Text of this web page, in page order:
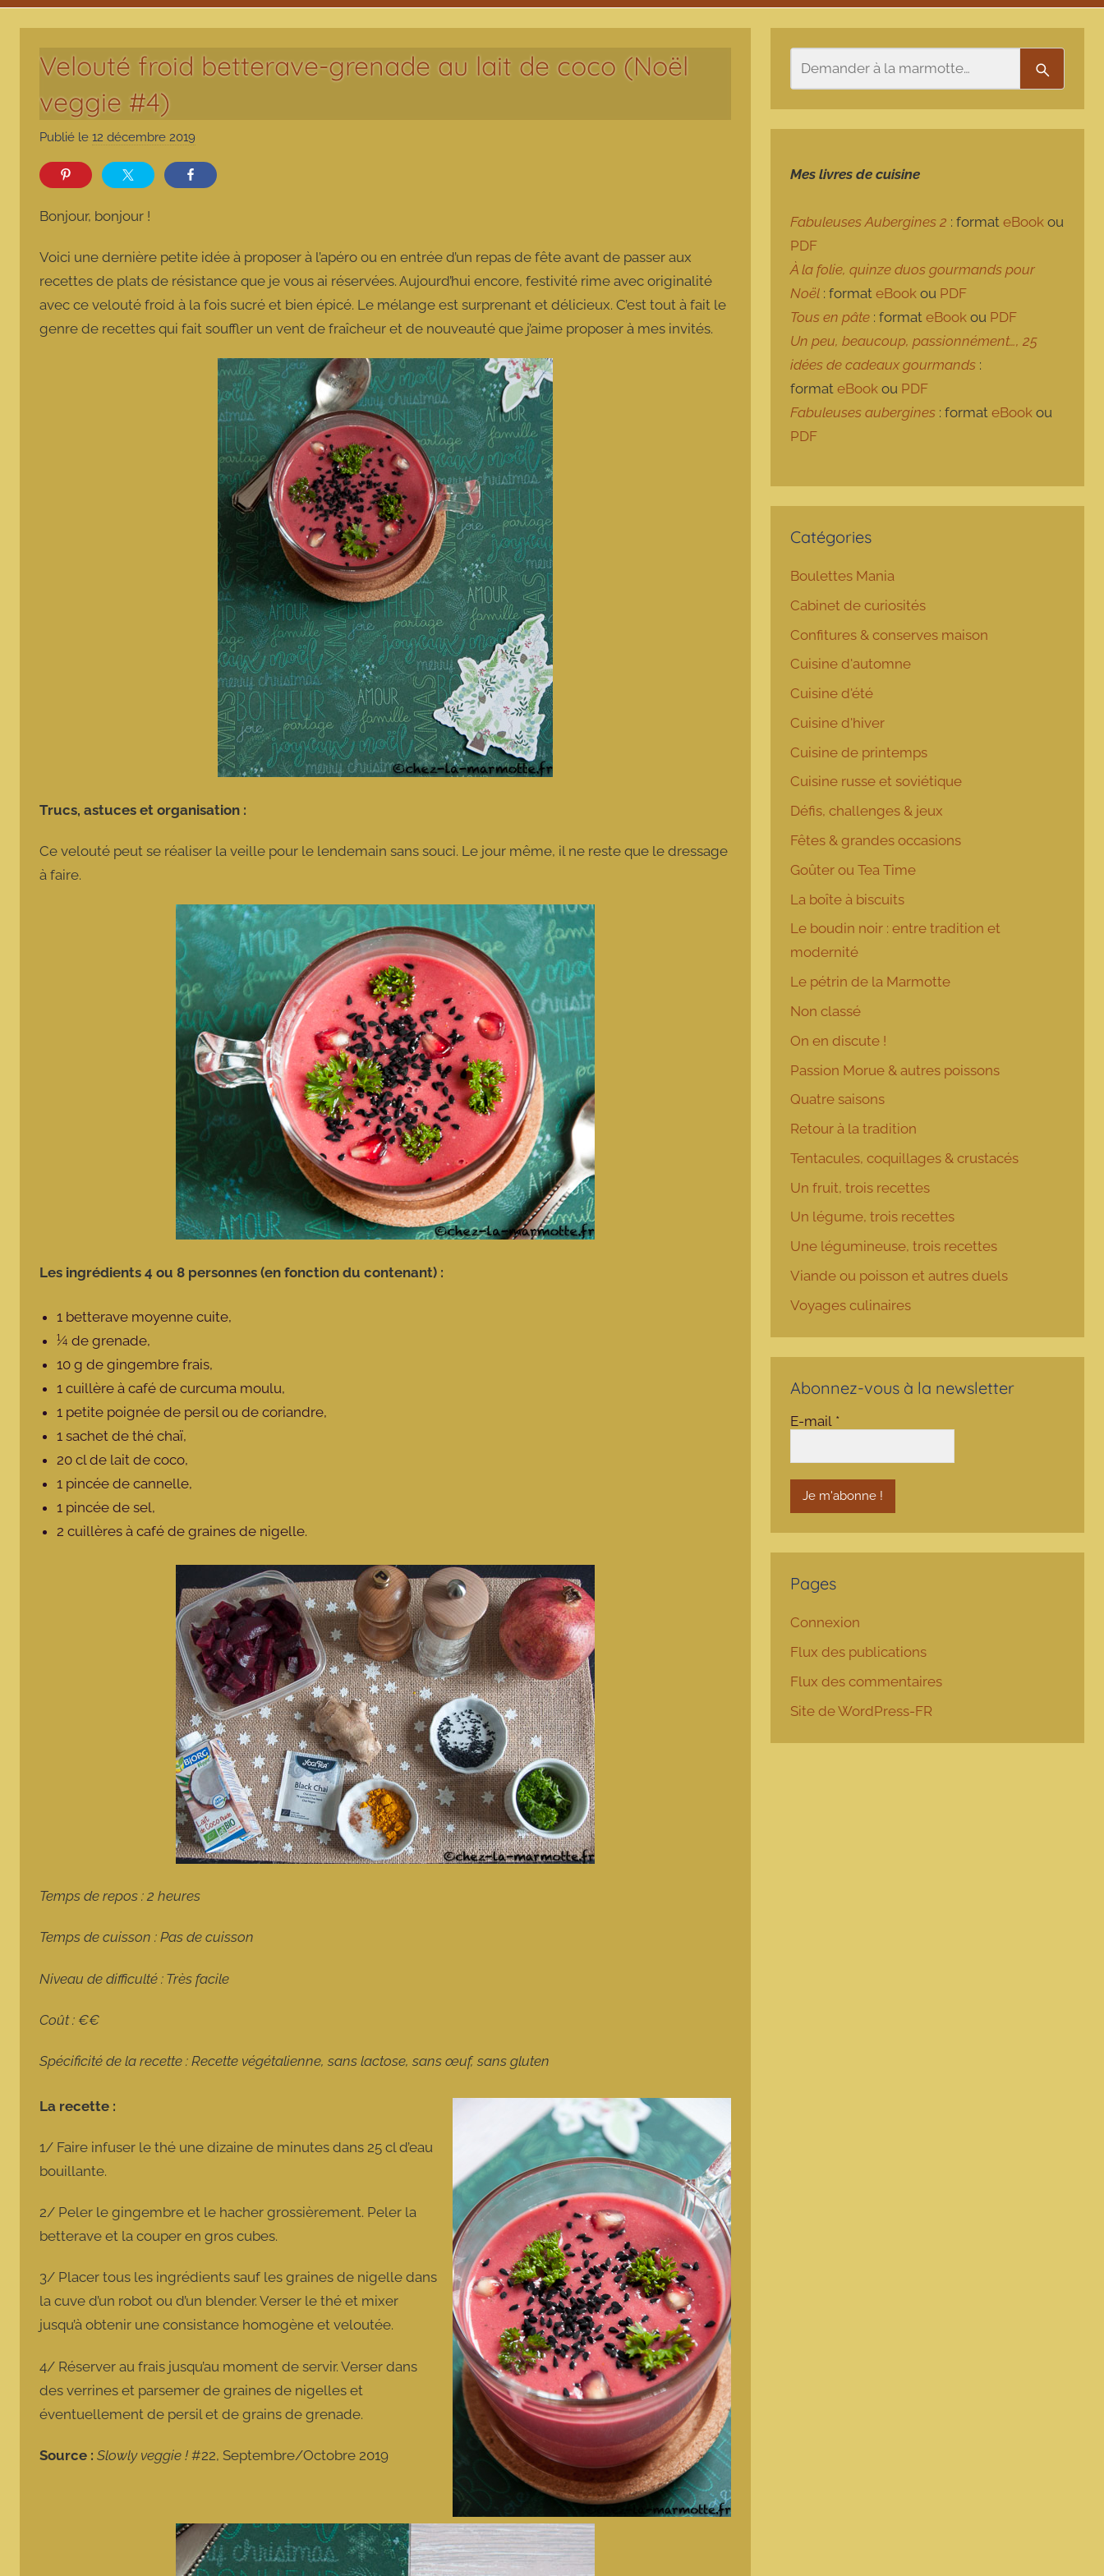
Velouté froid betterave-grenade au lait de coco (Noël
veggie #4)
Publié le 12 décembre 2019
m
o
t
t
Bonjour, bonjour !
Voici une dernière petite idée à proposer à l’apéro ou en entrée d’un repas de fête avant de passer aux
recettes de plats de résistance que je vous ai réservées. Aujourd’hui encore, festivité rime avec originalité
avec ce velouté froid à la fois sucré et bien épicé. Le mélange est surprenant et délicieux. C’est tout à fait le
genre de recettes qui fait souffler un vent de fraîcheur et de nouveauté que j’aime proposer à mes invités.
Trucs, astuces et organisation :
Ce velouté peut se réaliser la veille pour le lendemain sans souci. Le jour même, il ne reste que le dressage
à faire.
Les ingrédients 4 ou 8 personnes (en fonction du contenant) :
1 betterave moyenne cuite,
¼ de grenade,
10 g de gingembre frais,
1 cuillère à café de curcuma moulu,
1 petite poignée de persil ou de coriandre,
1 sachet de thé chaï,
20 cl de lait de coco,
1 pincée de cannelle,
1 pincée de sel,
2 cuillères à café de graines de nigelle.
Temps de repos : 2 heures
Temps de cuisson : Pas de cuisson
Niveau de difficulté : Très facile
Coût : €€
Spécificité de la recette : Recette végétalienne, sans lactose, sans œuf, sans gluten
La recette :
1/ Faire infuser le thé une dizaine de minutes dans 25 cl d’eau
bouillante.
2/ Peler le gingembre et le hacher grossièrement. Peler la
betterave et la couper en gros cubes.
3/ Placer tous les ingrédients sauf les graines de nigelle dans
la cuve d’un robot ou d’un blender. Verser le thé et mixer
jusqu’à obtenir une consistance homogène et veloutée.
4/ Réserver au frais jusqu’au moment de servir. Verser dans
des verrines et parsemer de graines de nigelles et
éventuellement de persil et de grains de grenade.
Source : Slowly veggie ! #22, Septembre/Octobre 2019
Mes livres de cuisine
Fabuleuses Aubergines 2 : formateBook ou
PDF
À la folie, quinze duos gourmands pour
Noël : formateBook ou PDF
Tous en pâte : formateBook ou PDF
Un peu, beaucoup, passionnément…, 25
idées de cadeaux gourmands :
formateBook ou PDF
Fabuleuses aubergines : formateBook ou
PDF
Catégories
Boulettes Mania
Cabinet de curiosités
Confitures & conserves maison
Cuisine d'automne
Cuisine d'été
Cuisine d'hiver
Cuisine de printemps
Cuisine russe et soviétique
Défis, challenges & jeux
Fêtes & grandes occasions
Goûter ou Tea Time
La boîte à biscuits
Le boudin noir : entre tradition et
modernité
Le pétrin de la Marmotte
Non classé
On en discute !
Passion Morue & autres poissons
Quatre saisons
Retour à la tradition
Tentacules, coquillages & crustacés
Un fruit, trois recettes
Un légume, trois recettes
Une légumineuse, trois recettes
Viande ou poisson et autres duels
Voyages culinaires
Abonnez-vous à la newsletter
E-mail *
Pages
Connexion
Flux des publications
Flux des commentaires
Site de WordPress-FR